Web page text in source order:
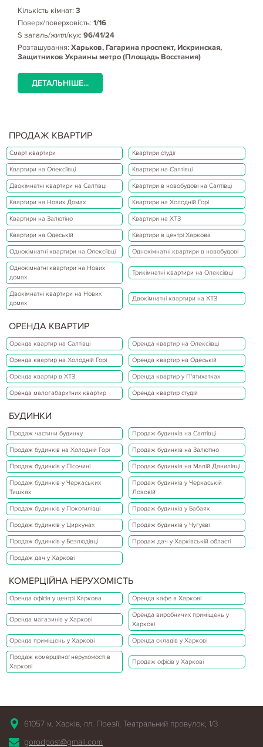
Кількість кімнат: 3
Поверх/поверховість: 1/16
S загаль/житл/кух: 96/41/24
Розташування: Харьков, Гагарина проспект, Искринская,
Защитников Украины метро (Площадь Восстания)
ДЕТАЛЬНІШЕ...
ПРОДАЖ КВАРТИР
Смарт квартири Квартири студії
Квартири на Олексіївці Квартири на Салтівці
Двокімнатні квартири на Салтівці Квартири в новобудові на Салтівці
Квартири на Нових Домах Квартири на Холодній Горі
Квартири на Залютіно Квартири на ХТЗ
Квартири на Одеській Квартири в центрі Харкова
Однокімнатні квартири на Олексіївці Однокімнатні квартири в новобудові
Однокімнатні квартири на Нових
домах
Трикімнатні квартири на Олексіївці
Двокімнатні квартири на Нових
домах
Двокімнатні квартири на ХТЗ
ОРЕНДА КВАРТИР
Оренда квартир на Салтівці Оренда квартир на Олексіївці
Оренда квартир на Холодній Горі Оренда квартир на Одеській
Оренда квартир в ХТЗ Оренда квартир у П'ятихатках
Оренда малогабаритних квартир Оренда квартир студій
БУДИНКИ
Продаж частини будинку Продаж будинків на Салтівці
Продаж будинків на Холодній Горі Продаж будинків на Залютіно
Продаж будинків у Пісочині Продаж будинків на Малій Данилівці
Продаж будинків у Черкаських
Тишках
Продаж будинків у Черкаській
Лозовій
Продаж будинків у Покотилівці Продаж будинків у Бабаях
Продаж будинків у Циркунах Продаж будинків у Чугуєві
Продаж будинків у Безлюдівці Продаж дач у Харківській області
Продаж дач у Харкові
КОМЕРЦІЙНА НЕРУХОМІСТЬ
Оренда офісів у центрі Харкова Оренда кафе в Харкові
Оренда магазинів у Харкові
Оренда виробничих приміщень у
Харкові
Оренда приміщень у Харкові Оренда складів у Харкові
Продаж комерційної нерухомості в
Харкові
Продаж офісів у Харкові
61057 м. Харків, пл. Поезії, Театральний провулок, 1/3
gorodpost@gmail.com